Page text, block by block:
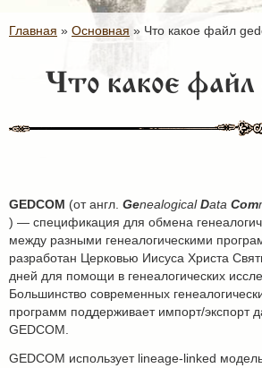
Главная » Основная » Что какое файл
Что какое файл
GEDCOM (от англ. GenealogicalData Com
) — спецификация для обмена
между разными генеалогическими
разработан Церковью Иисуса Христа
дней для помощи в генеалогических
Большинство современных
программ поддерживает импорт/экспорт
GEDCOM.
GEDCOM использует lineage-linked